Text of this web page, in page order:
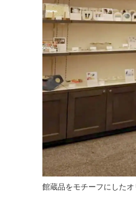
館蔵品をモチーフにした